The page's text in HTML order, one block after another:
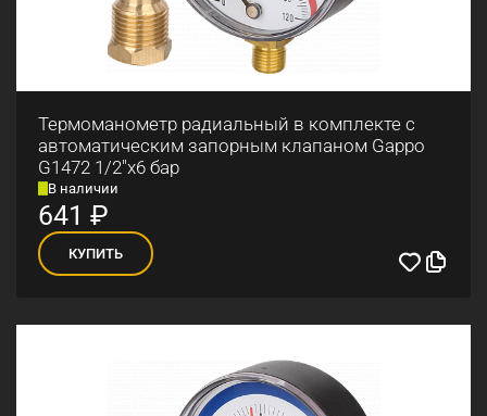
Термоманометр радиальный в комплекте с
автоматическим запорным клапаном Gappo
G1472 1/2"x6 бар
В наличии
641 ₽
КУПИТЬ